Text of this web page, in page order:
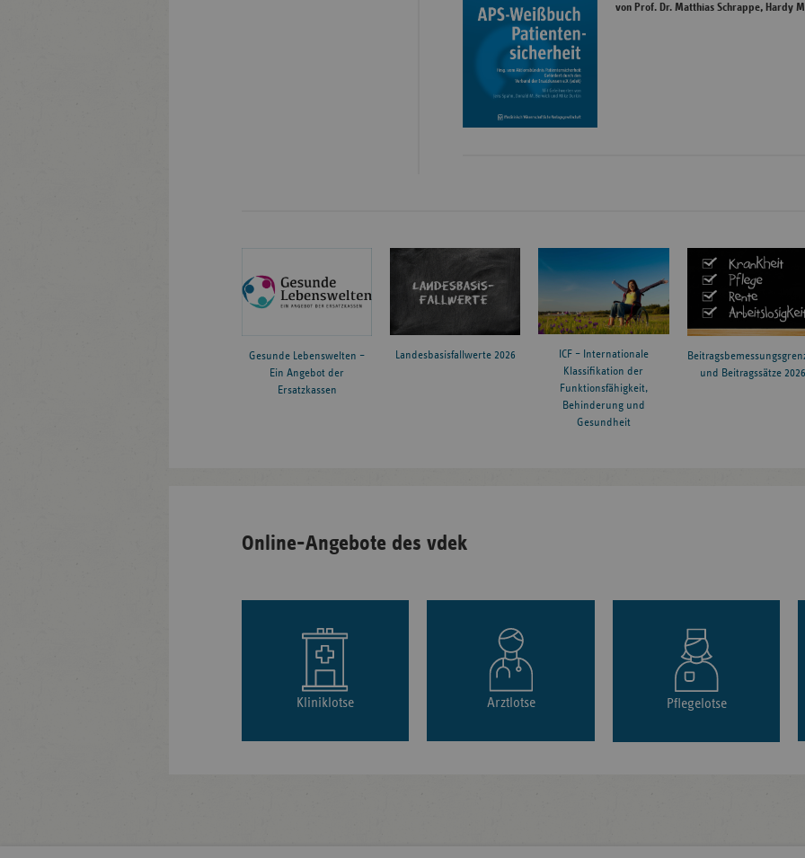
von Prof. Dr. Matthias Schrappe, Hardy
Gesunde Lebenswelten –
Ein Angebot der
Ersatzkassen
Landesbasisfallwerte 2026
ICF – Internationale
Klassifikation der
Funktionsfähigkeit,
Behinderung und
Gesundheit
und Beitragssätze
Online-Angebote des vdek
Kliniklotse Arztlotse Pflegelotse